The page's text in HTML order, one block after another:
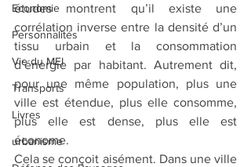
Economie
Personnalités
Vie du MEI
Transports
Livres
urbanisme
études montrent qu’il existe une
corrélation inverse entre la densité d’un
tissu urbain et la consommation
d’énergie par habitant. Autrement dit,
pour une même population, plus une
ville est étendue, plus elle consomme,
plus elle est dense, plus elle est
économe.
Cela se conçoit aisément. Dans une ville